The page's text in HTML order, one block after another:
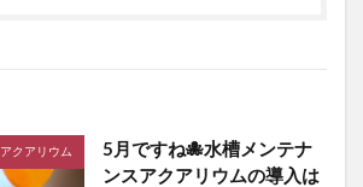
アクアリウム
5月ですね🐙水槽メンテナ
ンスアクアリウムの導入は